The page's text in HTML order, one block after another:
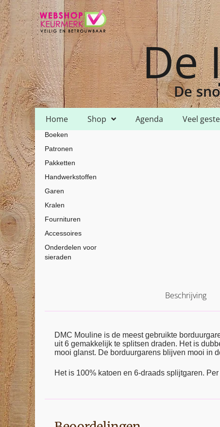
De
De
Home Shop Agenda Veel
Home Shop
Boeken
Patronen
Pakketten
Handwerkstoffen
Garen
Kralen
Fournituren
Accessoires
Onderdelen voor
sieraden
Beschrijving
DMC Mouline is de meest gebruikte
uit 6 gemakkelijk te splitsen draden. Het is
mooi glanst. De borduurgarens blijven mooi in
Het is 100% katoen en 6-draads splijtgaren.